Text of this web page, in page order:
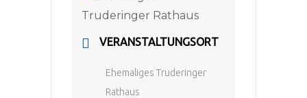
VERANSTALTUNGSORT
Ehemaliges Truderinger
Rathaus